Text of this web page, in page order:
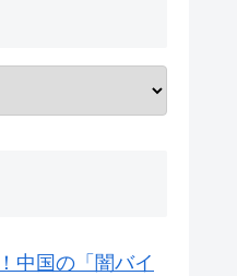
中国の「闇バイ